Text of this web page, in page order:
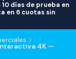
días de prueba en
en 6 cuotas sin
4K —